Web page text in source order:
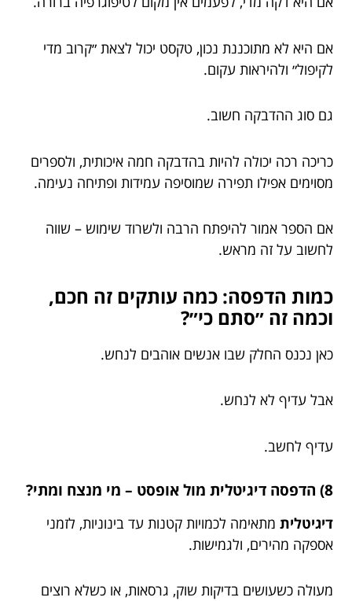
אם היא לא מתוכננת נכון, טקסט יכול לצאת ״קרוב מדי
לקיפול״ ולהיראות עקום.
גם סוג ההדבקה חשוב.
כריכה רכה יכולה להיות בהדבקה חמה איכותית, ולספרים
מסוימים אפילו תפירה שמוסיפה עמידות ופתיחה נעימה.
אם הספר אמור להיפתח הרבה ולשרוד שימוש – שווה
לחשוב על זה מראש.
כמות הדפסה: כמה עותקים זה חכם,
וכמה זה ״סתם כי״?
כאן נכנס החלק שבו אנשים אוהבים לנחש.
אבל עדיף לא לנחש.
עדיף לחשב.
8) הדפסה דיגיטלית מול אופסט – מי מנצח ומתי?
דיגיטלית מתאימה לכמויות קטנות עד בינוניות, לזמני
אספקה מהירים, ולגמישות.
מעולה כשעושים בדיקות שוק, גרסאות, או כשלא רוצים